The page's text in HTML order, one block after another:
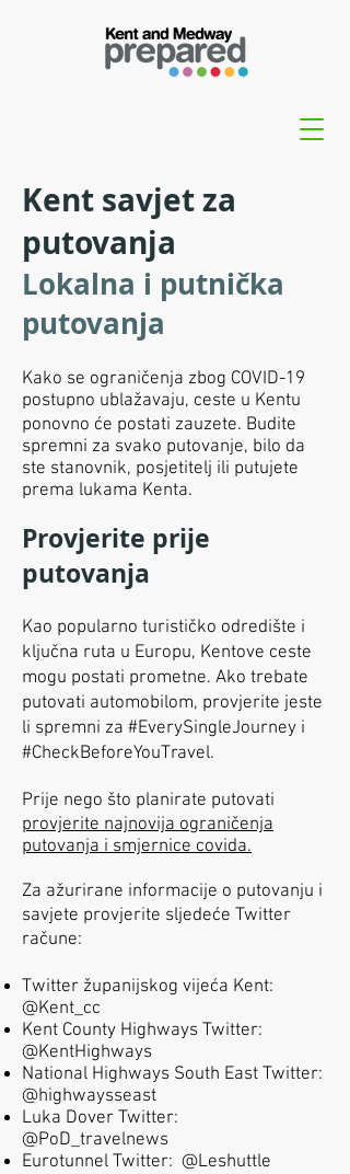
Kent savjet za
putovanja
Lokalna i putnička
putovanja
Kako se ograničenja zbog COVID-19
postupno ublažavaju, ceste u Kentu
ponovno će postati zauzete. Budite
spremni za svako putovanje, bilo da
ste stanovnik, posjetitelj ili putujete
prema lukama Kenta.
Provjerite prije
putovanja
Kao popularno turističko odredište i
ključna ruta u Europu, Kentove ceste
mogu postati prometne. Ako trebate
putovati automobilom, provjerite jeste
li spremni za #EverySingleJourney i
#CheckBeforeYouTravel.
Prije nego što planirate putovati
provjerite najnovija ograničenja
putovanja i smjernice covida.
Za ažurirane informacije o putovanju i
savjete provjerite sljedeće Twitter
račune:
Twitter županijskog vijeća Kent:
@Kent_cc
Kent County Highways Twitter:
@KentHighways
National Highways South East Twitter:
@highwaysseast
Luka Dover Twitter:
@PoD_travelnews
Eurotunnel Twitter: @Leshuttle